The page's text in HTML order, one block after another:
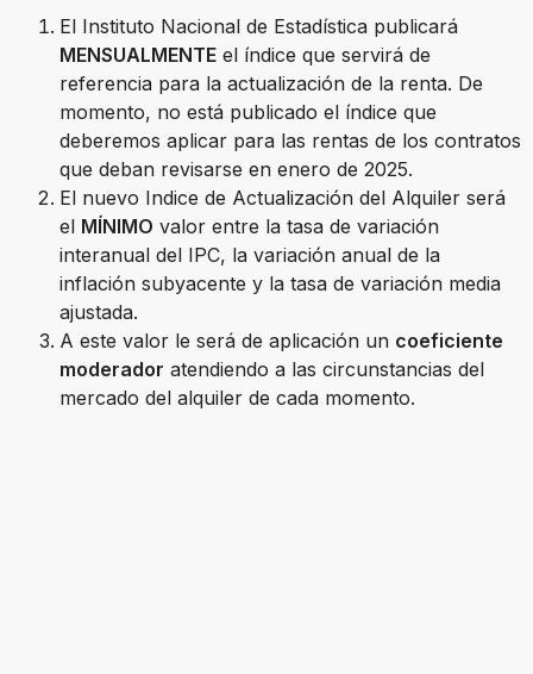
El Instituto Nacional de Estadística publicará
MENSUALMENTE el índice que servirá de
referencia para la actualización de la renta. De
momento, no está publicado el índice que
deberemos aplicar para las rentas de los contratos
que deban revisarse en enero de 2025.
El nuevo Indice de Actualización del Alquiler será
el MÍNIMO valor entre la tasa de variación
interanual del IPC, la variación anual de la
inflación subyacente y la tasa de variación media
ajustada.
A este valor le será de aplicación un coeficiente
moderador atendiendo a las circunstancias del
mercado del alquiler de cada momento.